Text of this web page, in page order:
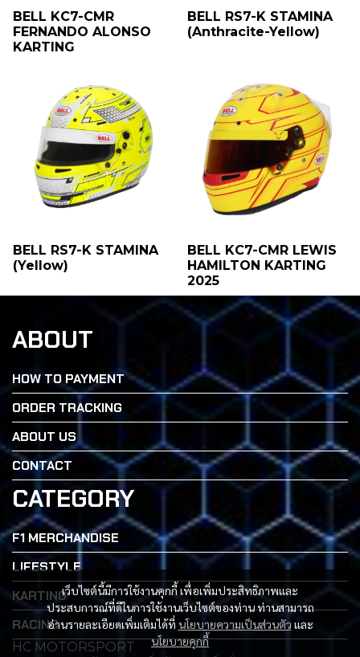
BELL KC7-CMR
FERNANDO ALONSO
KARTING
BELL RS7-K STAMINA
(Anthracite-Yellow)
BELL RS7-K STAMINA
(Yellow)
BELL KC7-CMR LEWIS
HAMILTON KARTING
2025
เว็บไซต์นี้มีการใช้งานคุกกี้ เพื่อเพิ่มประสิทธิภาพและ
ประสบการณ์ที่ดีในการใช้งานเว็บไซต์ของท่าน ท่านสามารถ
อ่านรายละเอียดเพิ่มเติมได้ที่ นโยบายความเป็นส่วนตัว และ
นโยบายคุกกี้
ABOUT
HOW TO PAYMENT
ORDER TRACKING
ABOUT US
CONTACT
CATEGORY
F1 MERCHANDISE
LIFESTYLE
KARTING
RACING
HC MOTORSPORT